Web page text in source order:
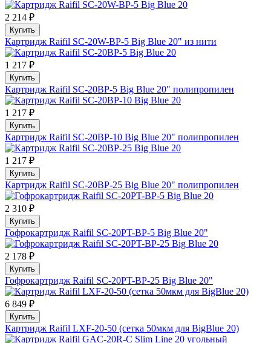
2 214 ₽
Купить
Картридж Raifil SC-20W-BP-5 Big Blue 20" из нити
1 217 ₽
Купить
Картридж Raifil SC-20BP-5 Big Blue 20" полипропилен
1 217 ₽
Купить
Картридж Raifil SC-20BP-10 Big Blue 20" полипропилен
1 217 ₽
Купить
Картридж Raifil SC-20BP-25 Big Blue 20" полипропилен
2 310 ₽
Купить
Гофрокартридж Raifil SC-20PT-BP-5 Big Blue 20"
2 178 ₽
Купить
Гофрокартридж Raifil SC-20PT-BP-25 Big Blue 20"
6 849 ₽
Купить
Картридж Raifil LXF-20-50 (сетка 50мкм для BigBlue 20)